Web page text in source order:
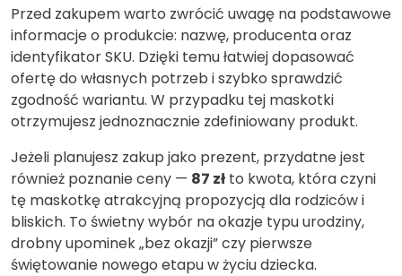
Przed zakupem warto zwrócić uwagę na podstawowe
informacje o produkcie: nazwę, producenta oraz
identyfikator SKU. Dzięki temu łatwiej dopasować
ofertę do własnych potrzeb i szybko sprawdzić
zgodność wariantu. W przypadku tej maskotki
otrzymujesz jednoznacznie zdefiniowany produkt.
Jeżeli planujesz zakup jako prezent, przydatne jest
również poznanie ceny — 87 zł to kwota, która czyni
tę maskotkę atrakcyjną propozycją dla rodziców i
bliskich. To świetny wybór na okazje typu urodziny,
drobny upominek „bez okazji” czy pierwsze
świętowanie nowego etapu w życiu dziecka.